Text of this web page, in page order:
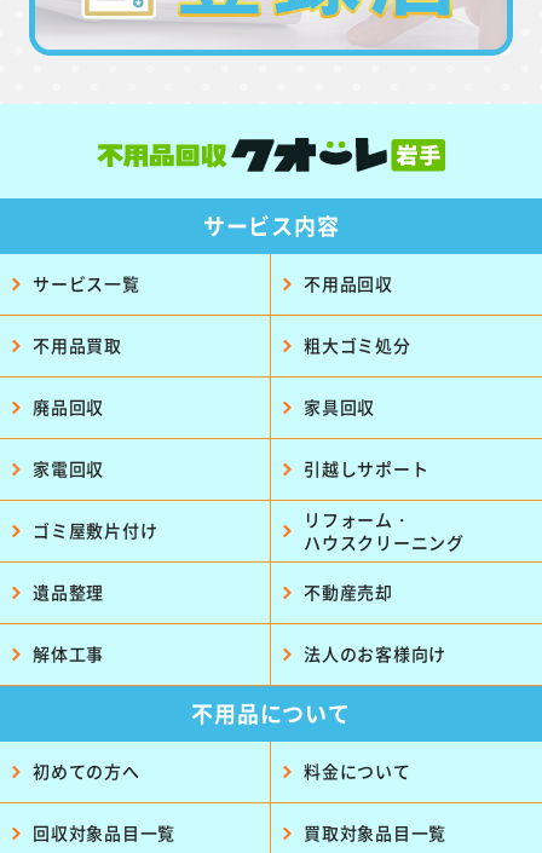
サービス内容
サービス一覧 不用品回収
不用品買取 粗大ゴミ処分
廃品回収 家具回収
家電回収 引越しサポート
ゴミ屋敷片付け
リフォーム・
ハウスクリーニング
遺品整理 不動産売却
解体工事 法人のお客様向け
不用品について
初めての方へ 料金について
回収対象品目一覧 買取対象品目一覧